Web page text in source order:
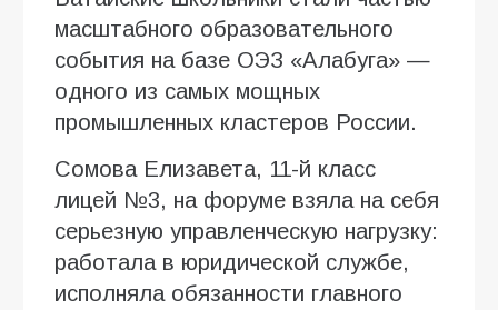
масштабного образовательного
события на базе ОЭЗ «Алабуга» —
одного из самых мощных
промышленных кластеров России.
Сомова Елизавета, 11-й класс
лицей №3, на форуме взяла на себя
серьезную управленческую нагрузку:
работала в юридической службе,
исполняла обязанности главного